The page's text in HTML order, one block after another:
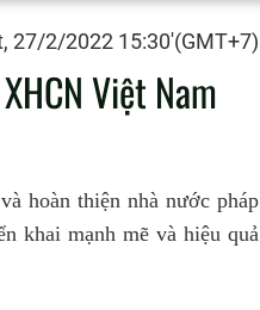
27/2/2022 15:30'(GMT+7)
Việt Nam
hoàn thiện nhà nước pháp
khai mạnh mẽ và hiệu quả